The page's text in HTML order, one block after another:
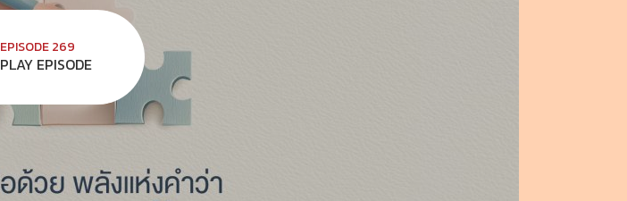
EPISODE 269
PLAY EPISODE